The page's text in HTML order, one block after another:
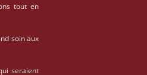
tout en
soin aux
seraient